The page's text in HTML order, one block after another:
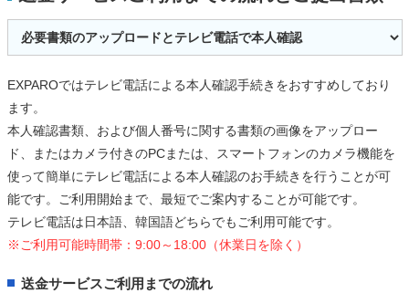
EXPAROではテレビ電話による本人確認手続きをおすすめしており
ます。
本人確認書類、および個人番号に関する書類の画像をアップロー
ド、またはカメラ付きのPCまたは、スマートフォンのカメラ機能を
使って簡単にテレビ電話による本人確認のお手続きを行うことが可
能です。ご利用開始まで、最短でご案内することが可能です。
テレビ電話は日本語、韓国語どちらでもご利用可能です。
※ご利用可能時間帯：9:00～18:00（休業日を除く）
送金サービスご利用までの流れ